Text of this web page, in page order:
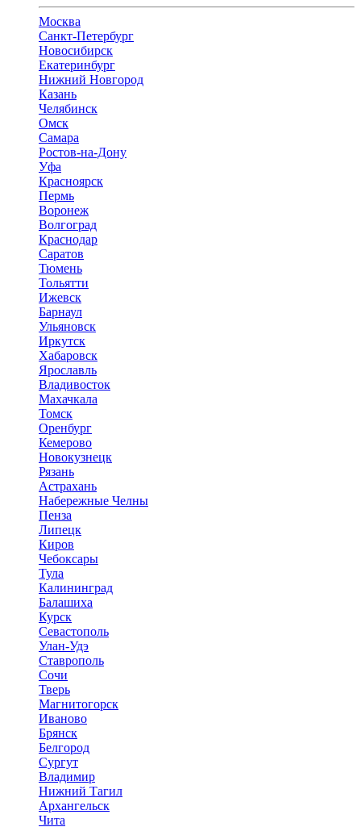
Москва
Санкт-Петербург
Новосибирск
Екатеринбург
Нижний Новгород
Казань
Челябинск
Омск
Самара
Ростов-на-Дону
Уфа
Красноярск
Пермь
Воронеж
Волгоград
Краснодар
Саратов
Тюмень
Тольятти
Ижевск
Барнаул
Ульяновск
Иркутск
Хабаровск
Ярославль
Владивосток
Махачкала
Томск
Оренбург
Кемерово
Новокузнецк
Рязань
Астрахань
Набережные Челны
Пенза
Липецк
Киров
Чебоксары
Тула
Калининград
Балашиха
Курск
Севастополь
Улан-Удэ
Ставрополь
Сочи
Тверь
Магнитогорск
Иваново
Брянск
Белгород
Сургут
Владимир
Нижний Тагил
Архангельск
Чита